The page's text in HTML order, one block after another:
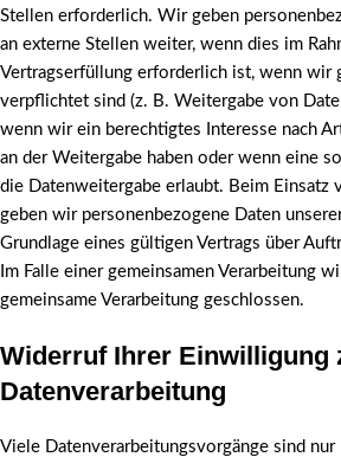
Stellen erforderlich. Wir geben
an externe Stellen weiter, wenn dies im
Vertragserfüllung erforderlich ist, wenn wir
verpflichtet sind (z. B. Weitergabe von
wenn wir ein berechtigtes Interesse nach
an der Weitergabe haben oder wenn eine
die Datenweitergabe erlaubt. Beim Einsatz
geben wir personenbezogene Daten
Grundlage eines gültigen Vertrags über
Im Falle einer gemeinsamen Verarbeitung
gemeinsame Verarbeitung geschlossen.
Widerruf Ihrer Einwilligung
Datenverarbeitung
Viele Datenverarbeitungsvorgänge sind